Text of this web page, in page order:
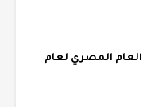
المصري لعام